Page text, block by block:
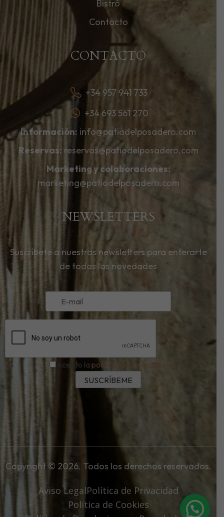
Bistró
Contacto
CONTACTO
+34 957 941 733
+34 693 561 270
Información: info@patiodelposadero.com
Reservas: reservas@patiodelposadero.com
Marketing y colaboraciones:
marketing@patiodelposadero.com
NEWSLETTERS
Suscríbete a nuestras newsletters para enterarte
de todas las novedades
Acepto la política de privacidad.
Copyright © 2026. Todos los derechos reservados.
Aviso LegalPolítica de Privacidad
Política de Cookies